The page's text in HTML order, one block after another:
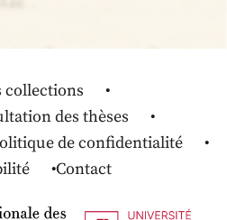
collections
des thèses
de confidentialité
Contact